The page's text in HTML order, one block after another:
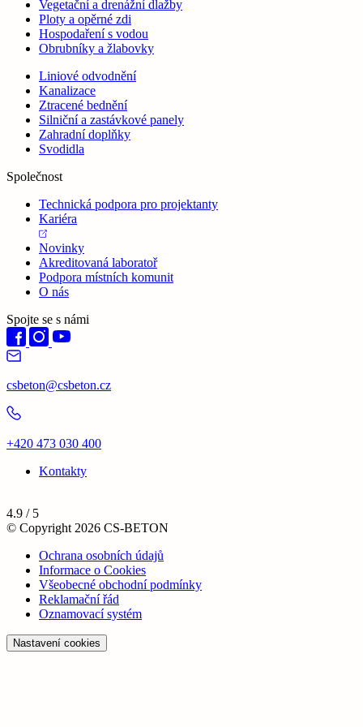
Vegetační a drenážní dlažby
Ploty a opěrné zdi
Hospodaření s vodou
Obrubníky a žlabovky
Liniové odvodnění
Kanalizace
Ztracené bednění
Silniční a zastávkové panely
Zahradní doplňky
Svodidla
Společnost
Technická podpora pro projektanty
Kariéra
Novinky
Akreditovaná laboratoř
Podpora místních komunit
O nás
Spojte se s námi
csbeton@csbeton.cz
+420 473 030 400
Kontakty
4.9 / 5
© Copyright 2026 CS-BETON
Ochrana osobních údajů
Informace o Cookies
Všeobecné obchodní podmínky
Reklamační řád
Oznamovací systém
Nastavení cookies